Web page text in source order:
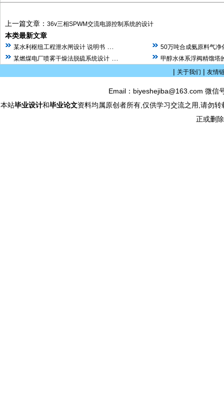
上一篇文章： 36v三相SPWM交流电源控制系统的设计
本类最新文章
某水利枢纽工程泄水闸设计 说明书
50万吨合成氨原料气净
某燃煤电厂喷雾干燥法脱硫系统设计
甲醇水体系浮阀精馏塔
| 关于我们 | 友情
Email：biyeshejiba@163.com 微
本站毕业设计和毕业论文资料均属原创者所有,仅供学习交流之用,请勿
正或删